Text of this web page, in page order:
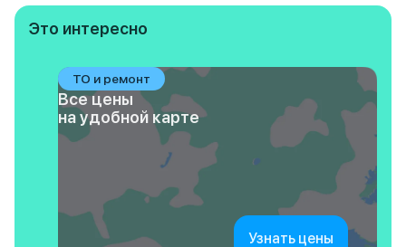
Это интересно
ТО и ремонт
Все цены
на удобной карте
Узнать цены